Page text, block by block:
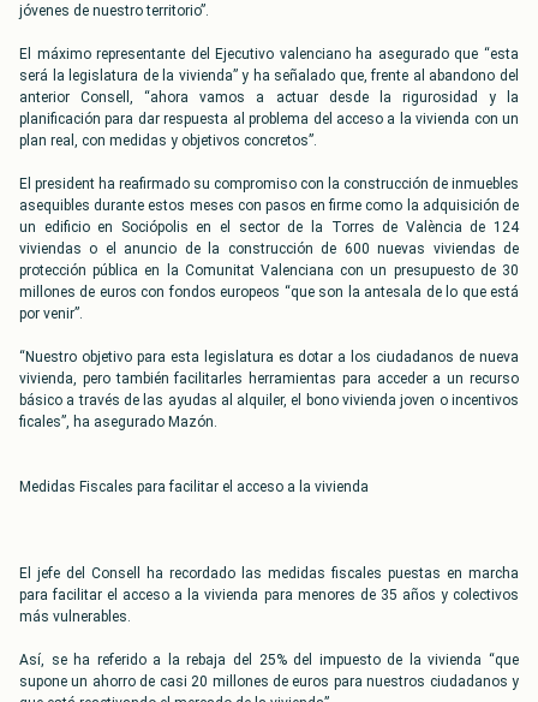
jóvenes de nuestro territorio”.
El máximo representante del Ejecutivo valenciano ha asegurado que “esta
será la legislatura de la vivienda” y ha señalado que, frente al abandono del
anterior Consell, “ahora vamos a actuar desde la rigurosidad y la
planificación para dar respuesta al problema del acceso a la vivienda con un
plan real, con medidas y objetivos concretos”.
El president ha reafirmado su compromiso con la construcción de inmuebles
asequibles durante estos meses con pasos en firme como la adquisición de
un edificio en Sociópolis en el sector de la Torres de València de 124
viviendas o el anuncio de la construcción de 600 nuevas viviendas de
protección pública en la Comunitat Valenciana con un presupuesto de 30
millones de euros con fondos europeos “que son la antesala de lo que está
por venir”.
“Nuestro objetivo para esta legislatura es dotar a los ciudadanos de nueva
vivienda, pero también facilitarles herramientas para acceder a un recurso
básico a través de las ayudas al alquiler, el bono vivienda joven o incentivos
ficales”, ha asegurado Mazón.
Medidas Fiscales para facilitar el acceso a la vivienda
El jefe del Consell ha recordado las medidas fiscales puestas en marcha
para facilitar el acceso a la vivienda para menores de 35 años y colectivos
más vulnerables.
Así, se ha referido a la rebaja del 25% del impuesto de la vivienda “que
supone un ahorro de casi 20 millones de euros para nuestros ciudadanos y